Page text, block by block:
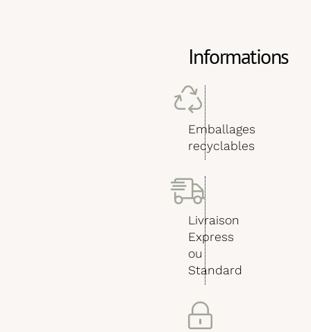
Informations
Emballages
recyclables
Livraison
Express
ou
Standard